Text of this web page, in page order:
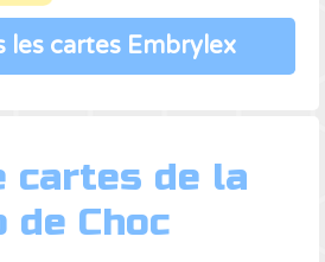
les cartes Embrylex
cartes de la
de Choc